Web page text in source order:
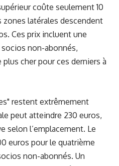
coûte seulement 10
zones latérales descendent
Ces prix incluent une
non-abonnés,
cher pour ces derniers à
restent extrêmement
peut atteindre 230 euros,
selon l’emplacement. Le
euros pour le quatrième
non-abonnés. Un